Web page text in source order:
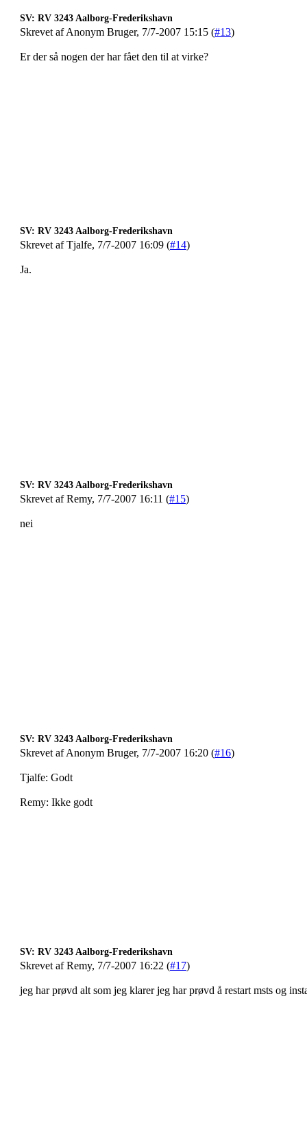
SV: RV 3243 Aalborg-Frederikshavn
Skrevet af Anonym Bruger, 7/7-2007 15:15 (#13)
Er der så nogen der har fået den til at virke?
SV: RV 3243 Aalborg-Frederikshavn
Skrevet af Tjalfe, 7/7-2007 16:09 (#14)
Ja.
SV: RV 3243 Aalborg-Frederikshavn
Skrevet af Remy, 7/7-2007 16:11 (#15)
nei
SV: RV 3243 Aalborg-Frederikshavn
Skrevet af Anonym Bruger, 7/7-2007 16:20 (#16)
Tjalfe: Godt
Remy: Ikke godt
SV: RV 3243 Aalborg-Frederikshavn
Skrevet af Remy, 7/7-2007 16:22 (#17)
jeg har prøvd alt som jeg klarer jeg har prøvd å restart msts og